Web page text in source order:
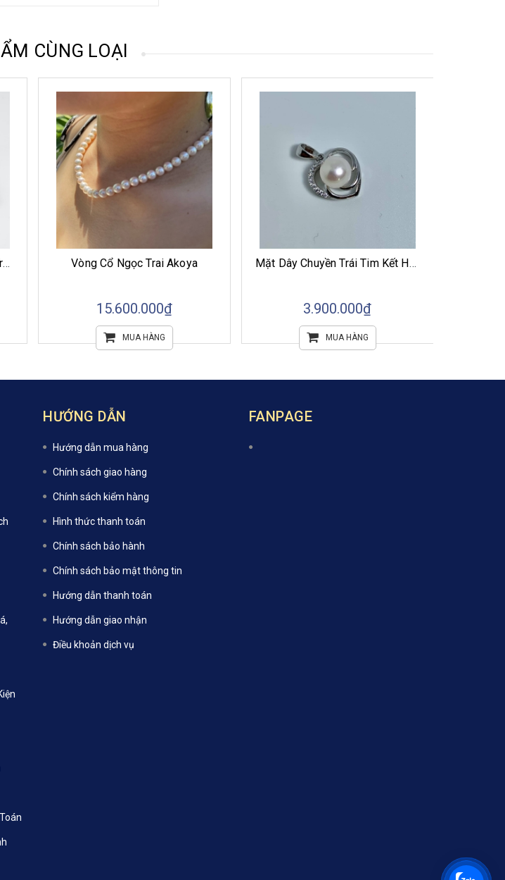
CÙNG LOẠI
Bộ Sưu Tập Trang Sức Ngọc Trai Akoya Ánh Sáng Biển Khơi Vòng Cổ Ngọc Trai Akoya
15.600.000₫
MUA HÀNG
Mặt Dây Chuyền Trái Tim Kết Hợp Ngọc Trai Tròn Trắng Akoya
3.900.000₫
MUA HÀNG
HƯỚNG DẪN
Hướng dẫn mua hàng
Chính sách giao hàng
Chính sách kiểm hàng
Hình thức thanh toán
Chính sách bảo hành
Chính sách bảo mật thông tin
Hướng dẫn thanh toán
Hướng dẫn giao nhận
Điều khoản dịch vụ
FANPAGE